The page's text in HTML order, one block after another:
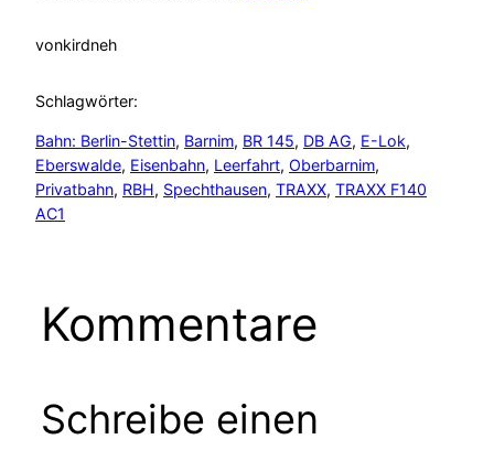
vonkirdneh
Schlagwörter:
Bahn: Berlin-Stettin, Barnim, BR 145, DB AG, E-Lok
Eberswalde, Eisenbahn, Leerfahrt, Oberbarnim
Privatbahn, RBH, Spechthausen, TRAXX, TRAXX F140
AC1
Kommentare
Schreibe einen